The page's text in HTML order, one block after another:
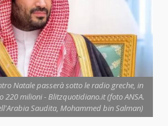
Natale passerà sotto le radio greche, in
220 milioni - Blitzquotidiano.it (foto ANSA.
Saudita, Mohammed bin Salman)